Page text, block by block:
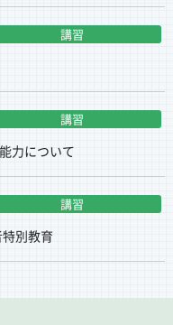
講習
講習
力について
講習
別教育